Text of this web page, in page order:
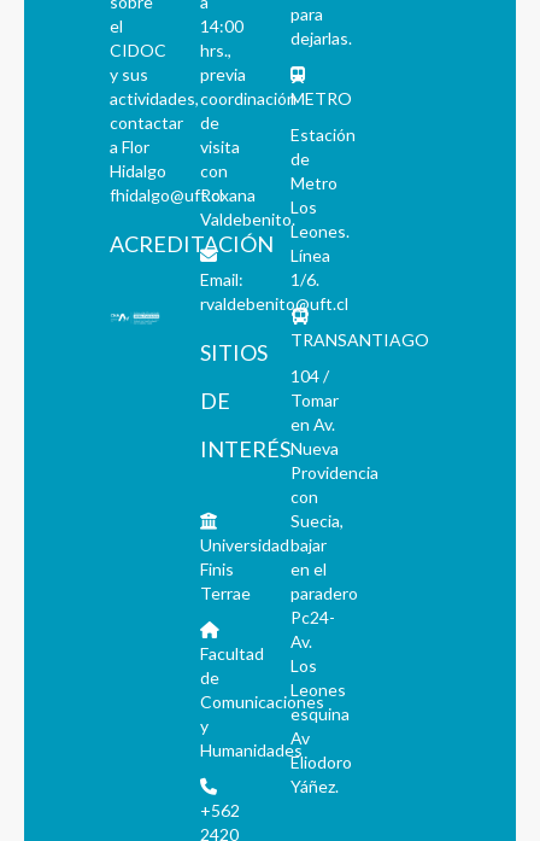
el
CIDOC
y sus
actividades,
contactar
a Flor
Hidalgo
fhidalgo@uft.cl
ACREDITACIÓN
14:00
hrs.,
previa
coordinación
de
visita
con
Roxana
Valdebenito.
Email:
rvaldebenito@uft.cl
SITIOS
DE
INTERÉS
Universidad
Finis
Terrae
Facultad
de
Comunicaciones
y
Humanidades
+562
2420
para
dejarlas.
METRO
Estación
de
Metro
Los
Leones.
Línea
1/6.
TRANSANTIAGO
104 /
Tomar
en Av.
Nueva
Providencia
con
Suecia,
bajar
en el
paradero
Pc24-
Av.
Los
Leones
esquina
Av
Eliodoro
Yáñez.